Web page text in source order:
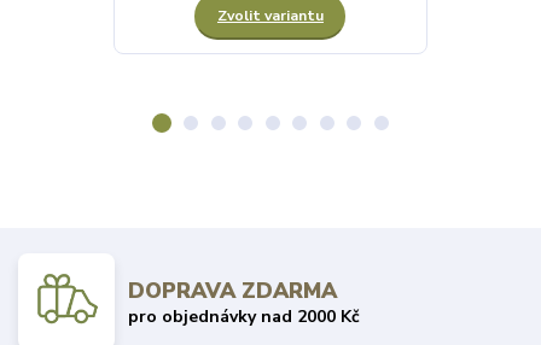
Zvolit variantu
DOPRAVA ZDARMA
pro objednávky nad 2000 Kč